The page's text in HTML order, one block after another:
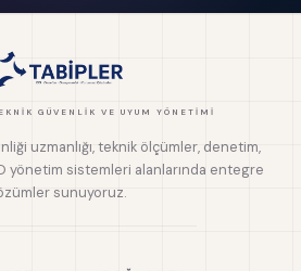
GÜVENLIK VE UYUM YÖNETIMI
uzmanlığı, teknik ölçümler, denetim,
yönetim sistemleri alanlarında entegre
sunuyoruz.